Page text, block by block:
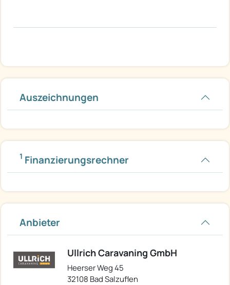
Auszeichnungen
1 Finanzierungsrechner
Anbieter
Ullrich Caravaning GmbH
Heerser Weg 45
32108 Bad Salzuflen